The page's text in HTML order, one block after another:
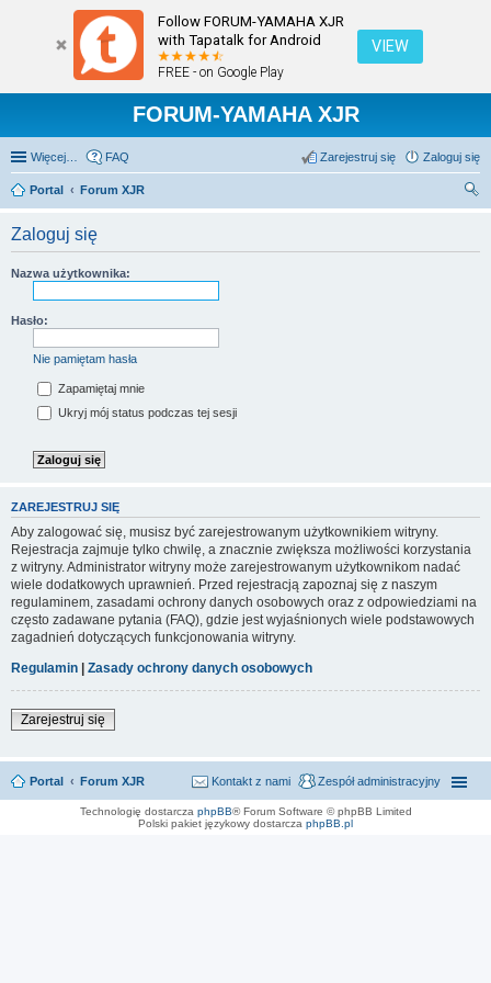
Follow FORUM-YAMAHA XJR
with Tapatalk for Android
FREE - on Google Play
VIEW
FORUM-YAMAHA XJR
Więcej… FAQ Zaloguj się
Zarejestruj się
Portal
Forum XJR
Zaloguj się
Nazwa użytkownika:
Hasło:
Nie pamiętam hasła
Zapamiętaj mnie
Ukryj mój status podczas tej sesji
ZAREJESTRUJ SIĘ
Aby zalogować się, musisz być zarejestrowanym użytkownikiem witryny.
Rejestracja zajmuje tylko chwilę, a znacznie zwiększa możliwości korzystania
z witryny. Administrator witryny może zarejestrowanym użytkownikom nadać
wiele dodatkowych uprawnień. Przed rejestracją zapoznaj się z naszym
regulaminem, zasadami ochrony danych osobowych oraz z odpowiedziami na
często zadawane pytania (FAQ), gdzie jest wyjaśnionych wiele podstawowych
zagadnień dotyczących funkcjonowania witryny.
Regulamin
Zasady ochrony danych osobowych
Zarejestruj się
Portal Forum XJR Zespół administracyjny
Kontakt z nami
Technologię dostarcza phpBB® Forum Software © phpBB Limited
Polski pakiet językowy dostarcza phpBB.pl